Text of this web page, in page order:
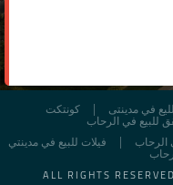
كونتكت في مدينتى
للبيع في الرحاب
فيلات للبيع في مدينتي
الرحاب
ALL RIGHTS